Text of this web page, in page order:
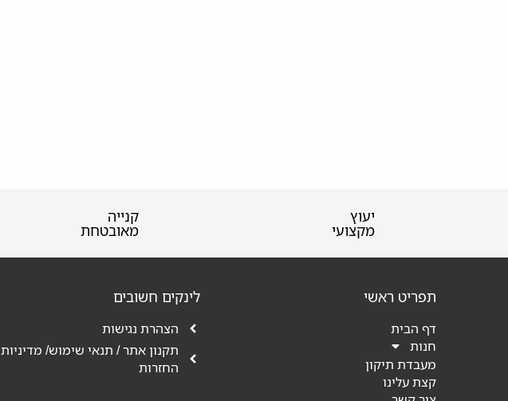
יעוץ
מקצועי
קנייה
מאובטחת
תפריט ראשי
דף הבית
חנות
מעבדת תיקון
קצת עלינו
לינקים חשובים
הצהרת נגישות
תקנון אתר / תנאי שימוש/ מדיניות
החזרות